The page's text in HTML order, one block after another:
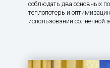
соблюдать два основных
теплопотерь и
использовании солнечной